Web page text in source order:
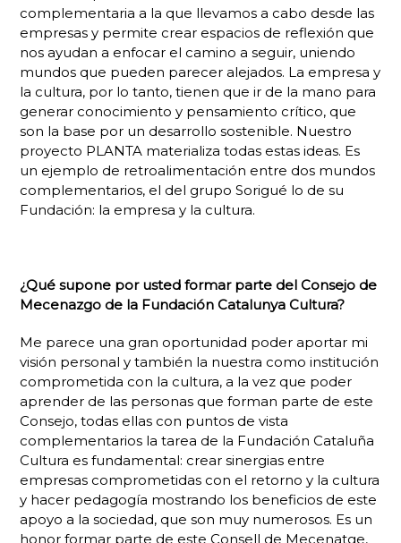
complementaria a la que llevamos a cabo desde las
empresas y permite crear espacios de reflexión que
nos ayudan a enfocar el camino a seguir, uniendo
mundos que pueden parecer alejados. La empresa y
la cultura, por lo tanto, tienen que ir de la mano para
generar conocimiento y pensamiento crítico, que
son la base por un desarrollo sostenible. Nuestro
proyecto PLANTA materializa todas estas ideas. Es
un ejemplo de retroalimentación entre dos mundos
complementarios, el del grupo Sorigué lo de su
Fundación: la empresa y la cultura.
¿Qué supone por usted formar parte del Consejo de
Mecenazgo de la Fundación Catalunya Cultura?
Me parece una gran oportunidad poder aportar mi
visión personal y también la nuestra como institución
comprometida con la cultura, a la vez que poder
aprender de las personas que forman parte de este
Consejo, todas ellas con puntos de vista
complementarios la tarea de la Fundación Cataluña
Cultura es fundamental: crear sinergias entre
empresas comprometidas con el retorno y la cultura
y hacer pedagogía mostrando los beneficios de este
apoyo a la sociedad, que son muy numerosos. Es un
honor formar parte de este Consell de Mecenatge,